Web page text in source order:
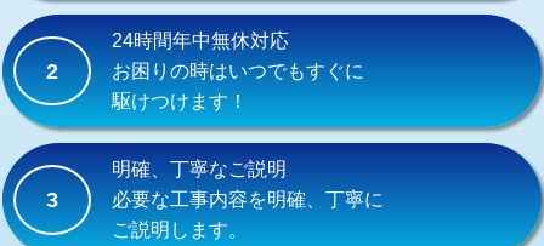
交換・取付(排水栓・排水トラップ
（P/S/ポップアップ））
交換・取付（その他部品）
持込商品取付（単水栓）
持込商品取付（混合水栓） 16,500円
2
24時間年中無休対応
お困りの時はいつでもすぐに
駆けつけます！
3
明確、丁寧なご説明
必要な工事内容を明確、丁寧に
ご説明します。